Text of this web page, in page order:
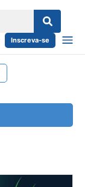
Inscreva-se